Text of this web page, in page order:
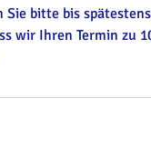
Sie bitte bis
wir Ihren Termin zu